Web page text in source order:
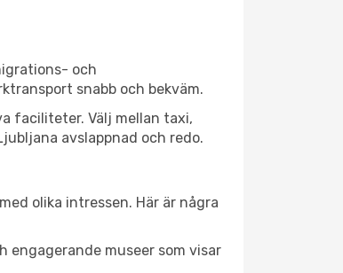
och
snabb och bekväm.
faciliteter. Välj mellan taxi,
avslappnad och redo.
olika intressen. Här är några
engagerande museer som visar